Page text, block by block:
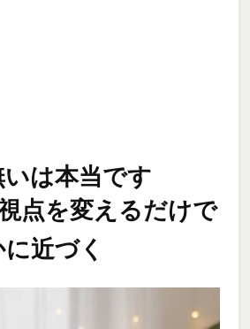
は本当です
を変えるだけで
近づく